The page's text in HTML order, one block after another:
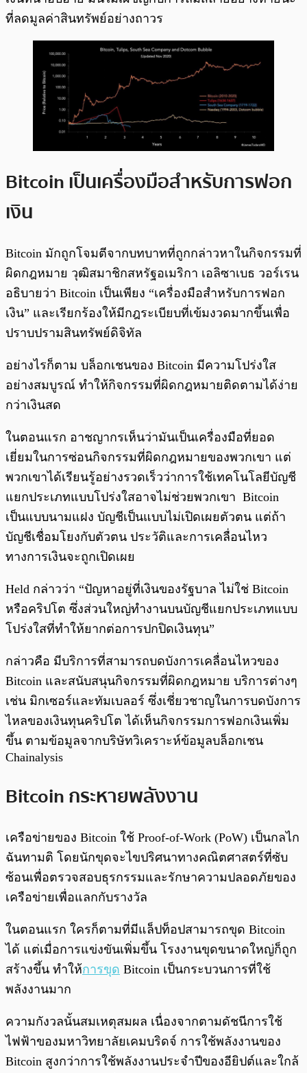
ที่ลดมูลค่าสินทรัพย์อย่างถาวร
Bitcoin เป็นเครื่องมือสำหรับการฟอก
เงิน
Bitcoin มักถูกโจมตีจากบทบาทที่ถูกกล่าวหาในกิจกรรมที่
ผิดกฎหมาย วุฒิสมาชิกสหรัฐอเมริกา เอลิซาเบธ วอร์เรน
อธิบายว่า Bitcoin เป็นเพียง “เครื่องมือสำหรับการฟอก
เงิน” และเรียกร้องให้มีกฎระเบียบที่เข้มงวดมากขึ้นเพื่อ
ปราบปรามสินทรัพย์ดิจิทัล
อย่างไรก็ตาม บล็อกเชนของ Bitcoin มีความโปร่งใส
อย่างสมบูรณ์ ทำให้กิจกรรมที่ผิดกฎหมายติดตามได้ง่าย
กว่าเงินสด
ในตอนแรก อาชญากรเห็นว่ามันเป็นเครื่องมือที่ยอด
เยี่ยมในการซ่อนกิจกรรมที่ผิดกฎหมายของพวกเขา แต่
พวกเขาได้เรียนรู้อย่างรวดเร็วว่าการใช้เทคโนโลยีบัญชี
แยกประเภทแบบโปร่งใสอาจไม่ช่วยพวกเขา Bitcoin
เป็นแบบนามแฝง บัญชีเป็นแบบไม่เปิดเผยตัวตน แต่ถ้า
บัญชีเชื่อมโยงกับตัวตน ประวัติและการเคลื่อนไหว
ทางการเงินจะถูกเปิดเผย
Held กล่าวว่า “ปัญหาอยู่ที่เงินของรัฐบาล ไม่ใช่ Bitcoin
หรือคริปโต ซึ่งส่วนใหญ่ทำงานบนบัญชีแยกประเภทแบบ
โปร่งใสที่ทำให้ยากต่อการปกปิดเงินทุน”
กล่าวคือ มีบริการที่สามารถบดบังการเคลื่อนไหวของ
Bitcoin และสนับสนุนกิจกรรมที่ผิดกฎหมาย บริการต่างๆ
เช่น มิกเซอร์และทัมเบลอร์ ซึ่งเชี่ยวชาญในการบดบังการ
ไหลของเงินทุนคริปโต ได้เห็นกิจกรรมการฟอกเงินเพิ่ม
ขึ้น ตามข้อมูลจากบริษัทวิเคราะห์ข้อมูลบล็อกเชน
Chainalysis
Bitcoin กระหายพลังงาน
เครือข่ายของ Bitcoin ใช้ Proof-of-Work (PoW) เป็นกลไก
ฉันทามติ โดยนักขุดจะไขปริศนาทางคณิตศาสตร์ที่ซับ
ซ้อนเพื่อตรวจสอบธุรกรรมและรักษาความปลอดภัยของ
เครือข่ายเพื่อแลกกับรางวัล
ในตอนแรก ใครก็ตามที่มีแล็ปท็อปสามารถขุด Bitcoin
ได้ แต่เมื่อการแข่งขันเพิ่มขึ้น โรงงานขุดขนาดใหญ่ก็ถูก
สร้างขึ้น ทำให้การขุด Bitcoin เป็นกระบวนการที่ใช้
พลังงานมาก
ความกังวลนั้นสมเหตุสมผล เนื่องจากตามดัชนีการใช้
ไฟฟ้าของมหาวิทยาลัยเคมบริดจ์ การใช้พลังงานของ
Bitcoin สูงกว่าการใช้พลังงานประจำปีของอียิปต์และใกล้